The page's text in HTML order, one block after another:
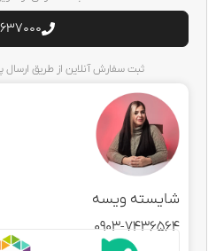
ثبت سفارش آنلاین از طریق ارسال
شایسته ویسه
0903-7436564